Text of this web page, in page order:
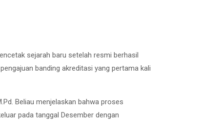
sejarah baru setelah resmi berhasil
banding akreditasi yang pertama kali
Beliau menjelaskan bahwa proses
pada tanggal Desember dengan